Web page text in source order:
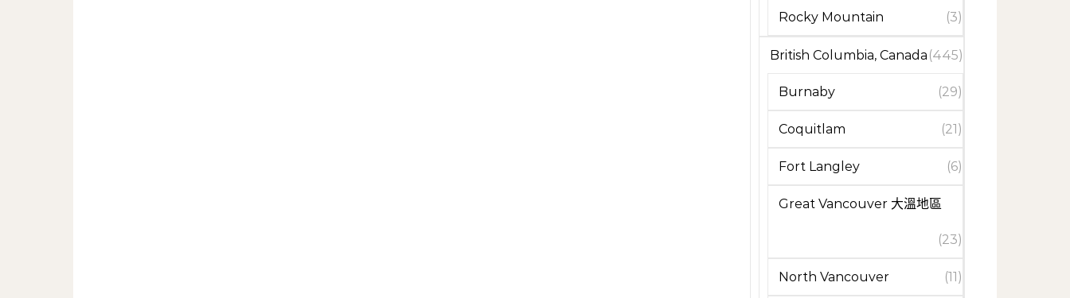
Rocky Mountain (3)
British Columbia, Canada (445)
Burnaby (29)
Coquitlam (21)
Fort Langley (6)
Great Vancouver 大溫地區
(23)
North Vancouver (11)